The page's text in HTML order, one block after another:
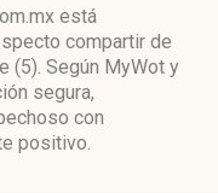
está
compartir de
(5). Según MyWot y
segura,
con
positivo.